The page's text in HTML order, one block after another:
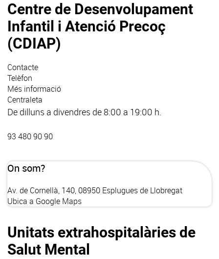
Centre de Desenvolupament
Infantil i Atenció Precoç
(CDIAP)
Contacte
Telèfon
Més informació
Centraleta
De dilluns a divendres de 8:00 a 19:00 h.
93 480 90 90
On som?
Av. de Cornellà, 140, 08950 Esplugues de Llobregat
Ubica a Google Maps
Unitats extrahospitalàries de
Salut Mental